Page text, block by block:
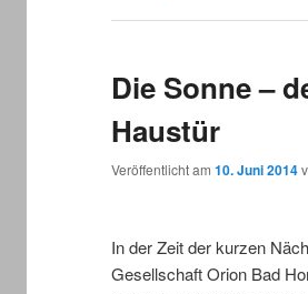
Die Sonne –
Haustür
Veröffentlicht am 10. Juni 2014
In der Zeit der kurzen
Gesellschaft Orion Bad